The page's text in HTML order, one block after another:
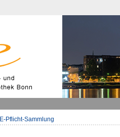
E-Pflicht-Sammlung